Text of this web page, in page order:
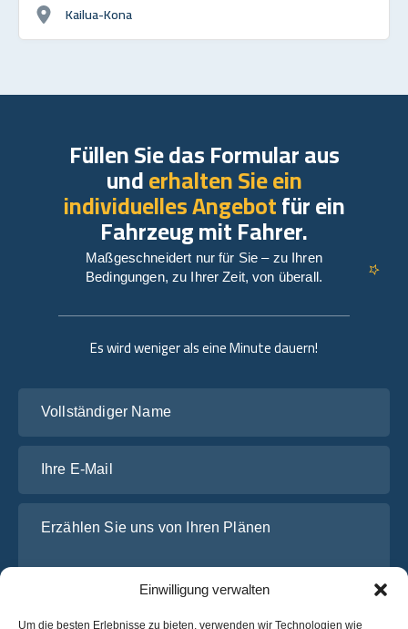
Einwilligung verwalten
Um die besten Erlebnisse zu bieten, verwenden wir Technologien wie
Kailua-Kona
Es wird weniger als eine Minute dauern!
Füllen Sie das Formular aus
underhalten Sie ein
individuelles Angebotfür ein
Fahrzeug mit Fahrer.
Maßgeschneidert nur für Sie – zu Ihren
Bedingungen, zu Ihrer Zeit, von überall.